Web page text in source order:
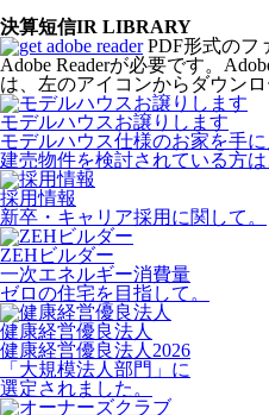
決算短信IR LIBRARY
PDF形式のフ
Adobe Readerが必要です。
は、左のアイコンからダウンロ
モデルハウスお譲りします
モデルハウス仕様のお家を手に
建売物件を検討されている方は
採用情報
新卒・キャリア採用に関して。
ZEHビルダー
一次エネルギー消費量
ゼロの住宅を目指して。
健康経営優良法人
健康経営優良法人2026
「大規模法人部門」に
選定されました。